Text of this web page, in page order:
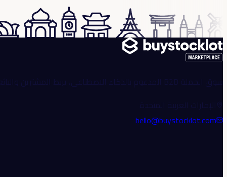
سوق الجملة B2B المدعوم بالذكاء الاصطناعي، يربط المشترين والبائعين الموثوقين عالمياً.
الإمارات العربية المتحدة
hello@buystocklot.com